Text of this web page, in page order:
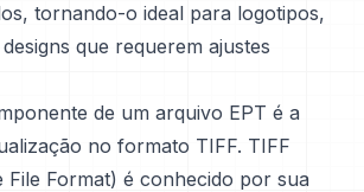
tornando-o ideal para logotipos,
que requerem ajustes
de um arquivo EPT é a
no formato TIFF. TIFF
File Format) é conhecido por sua